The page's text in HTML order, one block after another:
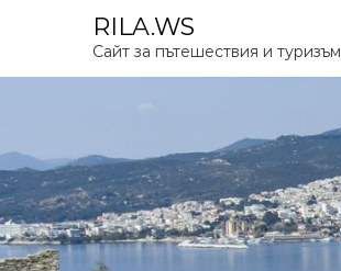
p
c
o
n
t
e
n
RILA.WS
Сайт за пътешествия и туризъм